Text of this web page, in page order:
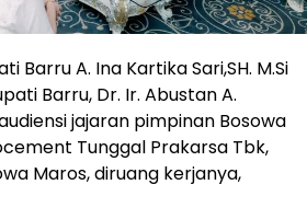
Barru A. Ina Kartika Sari,SH. M.Si
Barru, Dr. Ir. Abustan A.
jajaran pimpinan Bosowa
Tunggal Prakarsa Tbk,
Maros, diruang kerjanya,